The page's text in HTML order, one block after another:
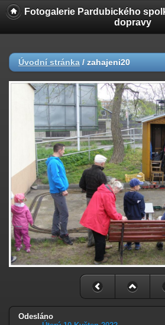
Fotogalerie Pardubického
dopravy
Úvodní stránka / zahajeni20
Odesláno